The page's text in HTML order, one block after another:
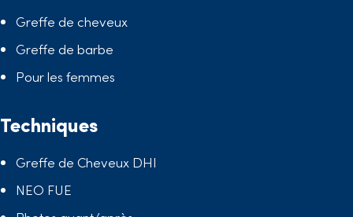
Greffe de cheveux
Greffe de barbe
Pour les femmes
Techniques
Greffe de Cheveux DHI
NEO FUE